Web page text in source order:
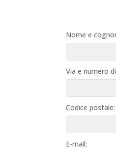
Nome e
Via e numero
Codice postale:
E-mail: